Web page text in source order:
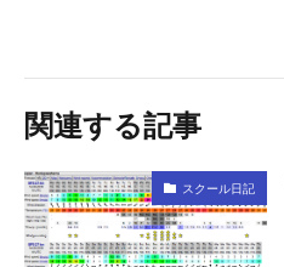
関連する記事
スクール日記